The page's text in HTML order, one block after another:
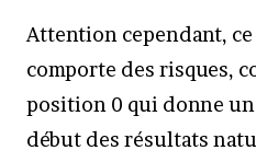
Attention cependant,
comporte des risques,
position 0 qui donne
début des résultats